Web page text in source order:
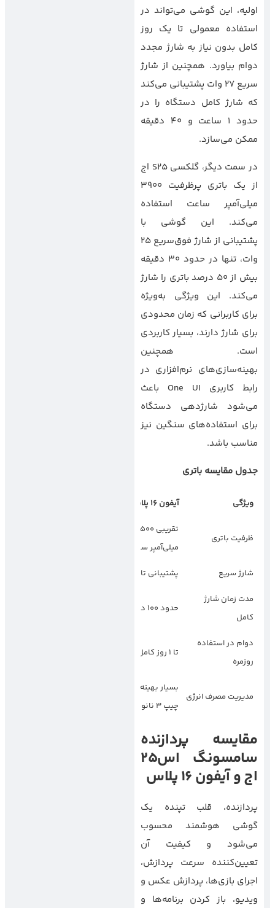
اولیه، این گوشی می‌تواند در
استفاده معمولی تا یک روز
کامل بدون نیاز به شارژ مجدد
دوام بیاورد. همچنین از شارژ
سریع 27 وات پشتیبانی می‌کند
که شارژ کامل دستگاه را در
حدود 1 ساعت و 40 دقیقه
ممکن می‌سازد.
در سمت دیگر، گلکسی S25 اج
از یک باتری پرظرفیت 3900
میلی‌آمپر ساعت استفاده
می‌کند. این گوشی با
پشتیبانی از شارژ فوق‌سریع 25
وات، تنها در حدود 30 دقیقه
بیش از 50 درصد باتری را شارژ
می‌کند. این ویژگی به‌ویژه
برای کاربرانی که زمان محدودی
برای شارژ دارند، بسیار کاربردی
است. همچنین
بهینه‌سازی‌های نرم‌افزاری در
رابط کاربری One UI باعث
می‌شود شارژدهی دستگاه
برای استفاده‌های سنگین نیز
مناسب باشد.
جدول مقایسه باتری
ویژگی آیفون 16 پلاس
ظرفیت باتری
تقریبی 4500
میلی‌آمپر ساعت
شارژ سریع پشتیبانی تا 27 وات
مدت زمان شارژ
کامل
حدود 100 دقیقه
دوام در استفاده
روزمره
تا 1 روز کامل
مدیریت مصرف انرژی
چیپ 3 نانومتری)
مقایسه پردازنده
سامسونگ اس25
اج و آیفون 16 پلاس
پردازنده، قلب تپنده یک
گوشی هوشمند محسوب
می‌شود و کیفیت آن
تعیین‌کننده سرعت پردازش،
اجرای بازی‌ها، پردازش عکس و
ویدیو، باز کردن برنامه‌ها و